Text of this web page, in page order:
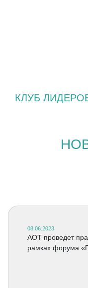
КЛУБ
08.06.2023
АОТ проведет
рамках форума